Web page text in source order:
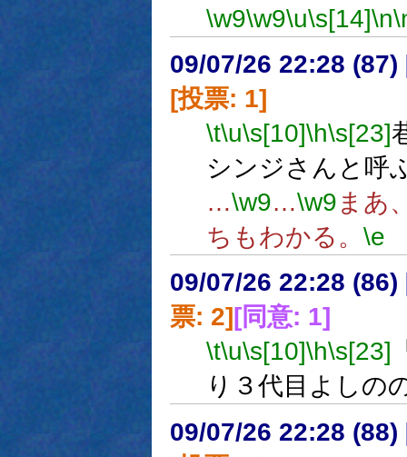
\w9\w9\u\s[14]\n
09/07/26 22:28 (87)
[投票: 1]
\t\u\s[10]\h\s[23]
シンジさんと呼
…\w9…\w9まあ
ちもわかる。 \e
09/07/26 22:28 (86)
票: 2] [同意: 1]
\t\u\s[10]\h\s[23]
り３代目よしの
09/07/26 22:28 (88)